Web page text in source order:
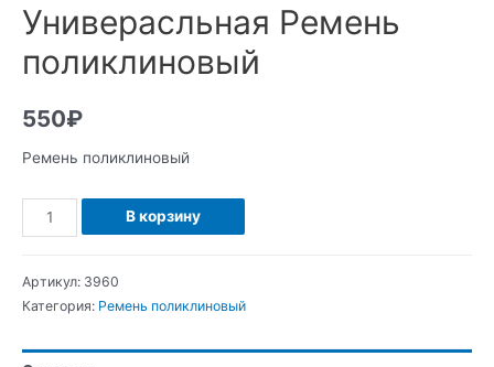
Универасльная Ремень
поликлиновый
550₽
Ремень поликлиновый
Количество
Универасльная
поликлиновый
В корзину
Артикул: 3960
Категория: Ремень поликлиновый